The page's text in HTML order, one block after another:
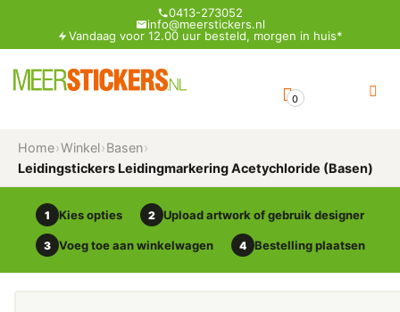
0413-273052
info@meerstickers.nl
Vandaag voor 12.00 uur besteld, morgen in huis*
0
Home›Winkel›Basen›
Leidingstickers Leidingmarkering Acetychloride (Basen)
1 Kies opties 2 Upload artwork of gebruik designer
3 Voeg toe aan winkelwagen 4 Bestelling plaatsen